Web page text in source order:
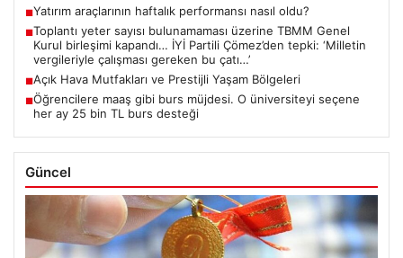
■Yatırım araçlarının haftalık performansı nasıl oldu?
■Toplantı yeter sayısı bulunamaması üzerine TBMM Genel
Kurul birleşimi kapandı… İYİ Partili Çömez’den tepki: ‘Milletin
vergileriyle çalışması gereken bu çatı…’
■Açık Hava Mutfakları ve Prestijli Yaşam Bölgeleri
■Öğrencilere maaş gibi burs müjdesi. O üniversiteyi seçene
her ay 25 bin TL burs desteği
Güncel